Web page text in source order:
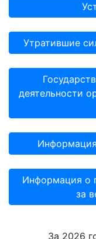
Утратившие
деятельности
Информация о
за
За 2026